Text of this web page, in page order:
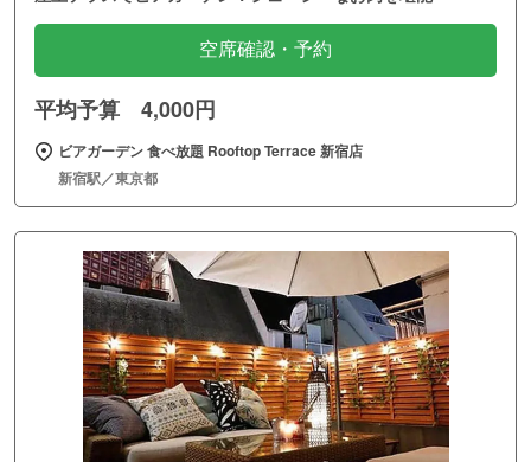
空席確認・予約
平均予算 4,000円
ビアガーデン 食べ放題 Rooftop Terrace 新宿店
新宿駅／東京都